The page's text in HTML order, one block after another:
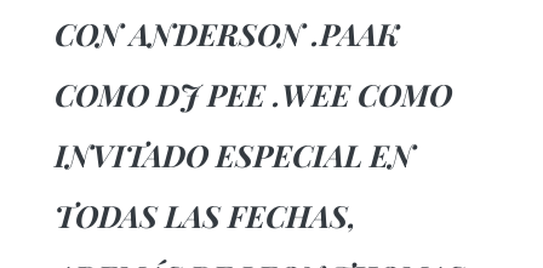
CON ANDERSON .PAAK
COMO DJ PEE .WEE COMO
INVITADO ESPECIAL EN
TODAS LAS FECHAS,